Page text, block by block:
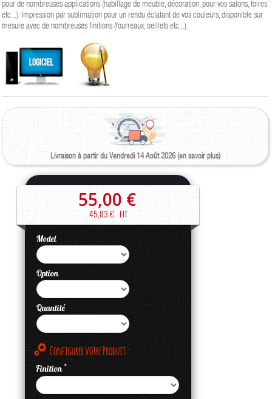
pour de nombreuses applications (habillage de meuble, décoration, pour vos salons, foires
etc...). Impression par sublimation pour un rendu éclatant de vos couleurs, disponible sur
mesure avec de nombreuses finitions (fourreaux, oeillets etc...)
Livraison à partir du Vendredi 14 Août 2026 (en savoir plus)
55,00 €
45,83 €HT
Model
Option
Quantité
Configurer votre Produit :
Finition *